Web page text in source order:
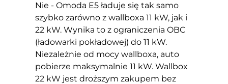
Nie - Omoda E5 ładuje się tak samo
szybko zarówno z wallboxa 11 kW, jak i
22 kW. Wynika to z ograniczenia OBC
(ładowarki pokładowej) do 11 kW.
Niezależnie od mocy wallboxa, auto
pobierze maksymalnie 11 kW. Wallbox
22 kW jest droższym zakupem bez